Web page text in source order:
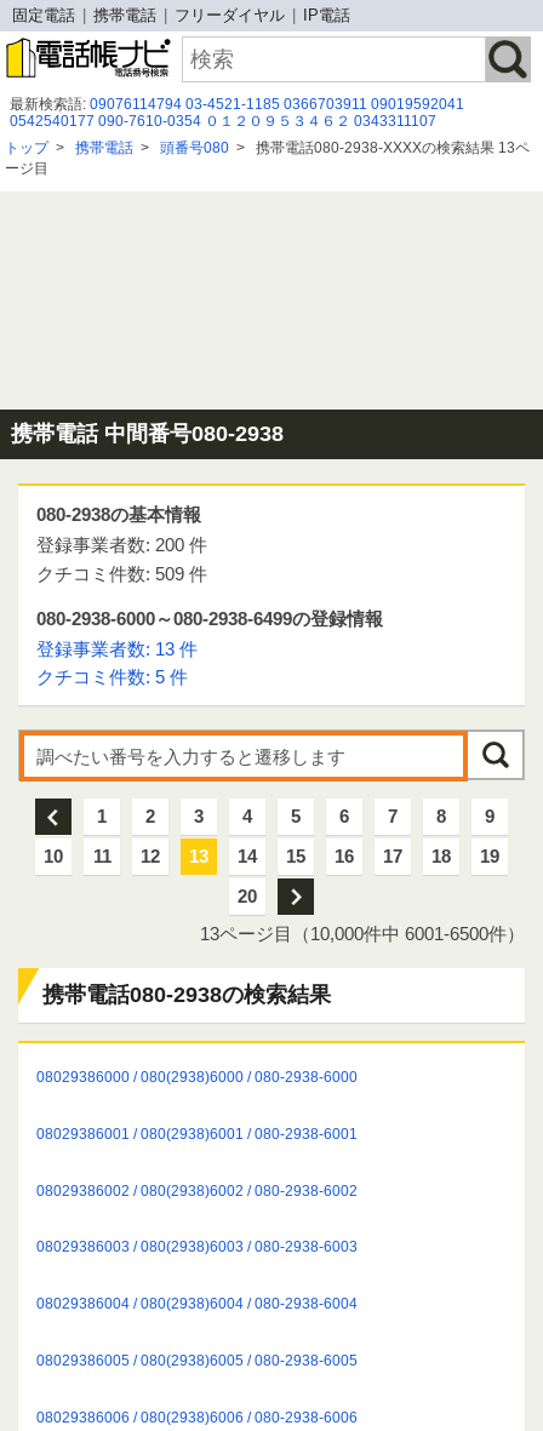
固定電話 携帯電話 フリーダイヤル IP電話
最新検索語: 09076114794 03‐4521‐1185 0366703911 09019592041
0542540177 090-7610-0354 ０１２０９５３４６２ 0343311107
080 5231 0870 048-827-2235 050-3172-6099
050-3155-4264
0120905062 08000801345 08059832816 0227960840 09018860401
09053025320
トップ> 携帯電話 > 頭番号080 > 携帯電話080-2938-XXXXの検索結果 13ペ
ージ目
携帯電話 中間番号080-2938
080-2938の基本情報
登録事業者数: 200 件
クチコミ件数: 509 件
080-2938-6000～080-2938-6499の登録情報
登録事業者数: 13 件
クチコミ件数: 5 件
前 1 2 3 4 5 6 7 8
9
10
11 12 13 14 15 16 17 18
19
20
次
13ページ目（10,000件中 6001-6500件）
携帯電話080-2938の検索結果
08029386000 / 080(2938)6000 / 080-2938-6000
08029386001 / 080(2938)6001 / 080-2938-6001
08029386002 / 080(2938)6002 / 080-2938-6002
08029386003 / 080(2938)6003 / 080-2938-6003
08029386004 / 080(2938)6004 / 080-2938-6004
08029386005 / 080(2938)6005 / 080-2938-6005
08029386006 / 080(2938)6006 / 080-2938-6006